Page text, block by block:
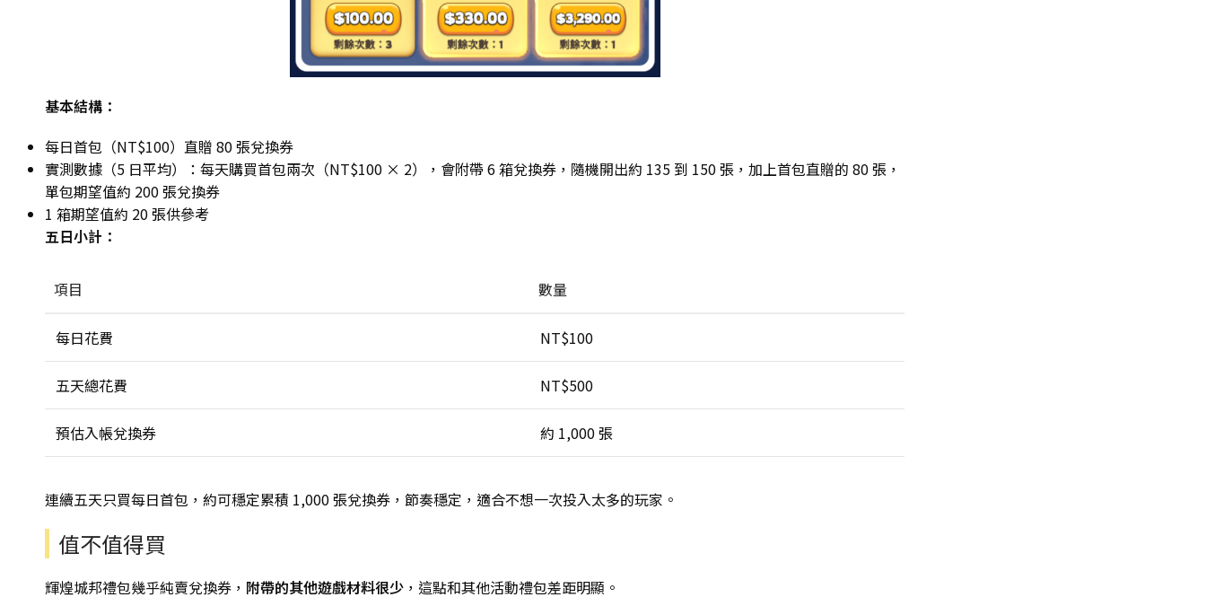
基本結構：
每日首包（NT$100）直贈 80 張兌換券
實測數據（5 日平均）：每天購買首包兩次（NT$100 × 2），會附帶 6 箱兌換券，隨機開出約 135 到 150 張，加上首包直贈的 80 張，
單包期望值約 200 張兌換券
1 箱期望值約 20 張供參考
五日小計：
項目 數量
每日花費 NT$100
五天總花費 NT$500
預估入帳兌換券 約 1,000 張
連續五天只買每日首包，約可穩定累積 1,000 張兌換券，節奏穩定，適合不想一次投入太多的玩家。
值不值得買
輝煌城邦禮包幾乎純賣兌換券， 附帶的其他遊戲材料很少 ，這點和其他活動禮包差距明顯。